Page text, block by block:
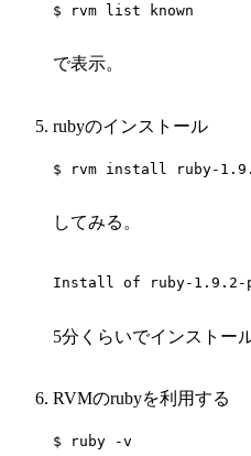
$ rvm list known
で表示。
rubyのインストール
$ rvm install ruby-
してみる。
Install of ruby-1.9.2-
5分くらいでインストー
RVMのrubyを利用する
$ ruby -v